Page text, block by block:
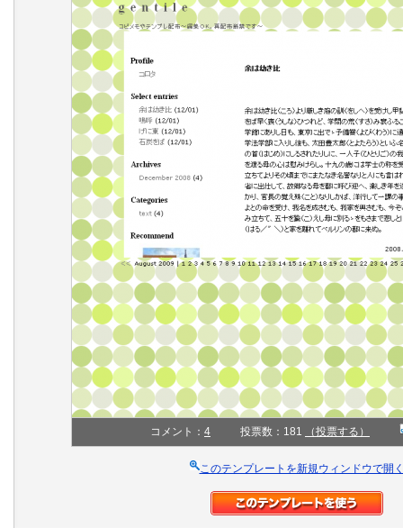
コメント： 4 投票数：181 （投票する）
このテンプレートを新規ウィンドウで開